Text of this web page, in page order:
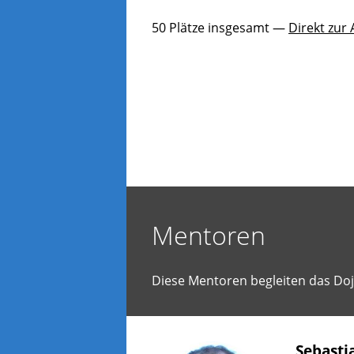
und
50 Plätze insgesamt — Direkt zur
Mentoren
Diese Mentoren begleiten das